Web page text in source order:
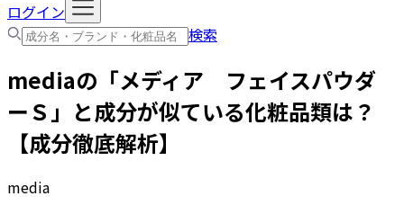
ログイン
検索
mediaの「メディア フェイスパウダ
ーＳ 」と成分が似ている化粧品類は？
【成分徹底解析】
media